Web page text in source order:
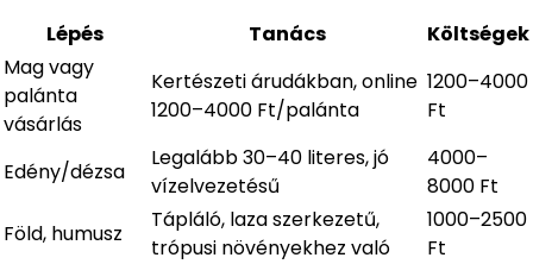
Lépés Tanács
Költségek
Mag vagy
palánta
vásárlás
Kertészeti árudákban, online
1200–4000 Ft/palánta
1200–4000
Ft
Edény/dézsa
Legalább 30–40 literes, jó
vízelvezetésű
4000–
8000 Ft
Föld, humusz
Tápláló, laza szerkezetű,
trópusi növényekhez való
1000–2500
Ft